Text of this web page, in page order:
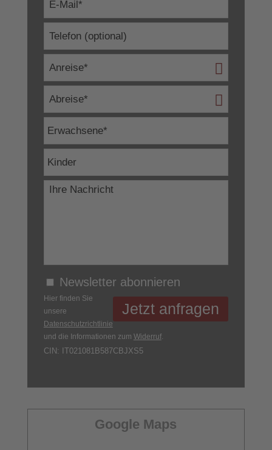
Newsletter abonnieren
Hier finden Sie
unsere
Datenschutzrichtlinie
und die Informationen zum Widerruf.
CIN: IT021081B587CBJXS5
Google Maps